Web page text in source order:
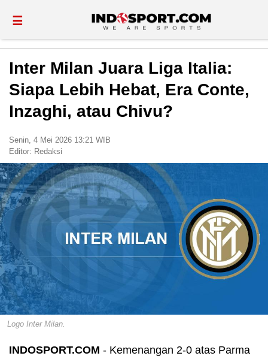
☰
Inter Milan Juara Liga Italia:
Siapa Lebih Hebat, Era Conte,
Inzaghi, atau Chivu?
Senin, 4 Mei 2026 13:21 WIB
Editor: Redaksi
Logo Inter Milan.
INDOSPORT.COM - Kemenangan 2-0 atas Parma